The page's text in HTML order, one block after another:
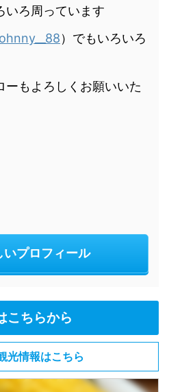
いろ周っています
）でもいろいろ
ーもよろしくお願いいた
いプロフィール
こちらから
光情報はこちら